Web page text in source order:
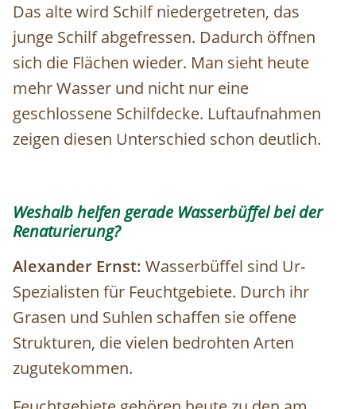
Das alte wird Schilf niedergetreten, das
junge Schilf abgefressen. Dadurch öffnen
sich die Flächen wieder. Man sieht heute
mehr Wasser und nicht nur eine
geschlossene Schilfdecke. Luftaufnahmen
zeigen diesen Unterschied schon deutlich.
Weshalb helfen gerade Wasserbüffel bei der
Renaturierung?
Alexander Ernst: Wasserbüffel sind Ur-
Spezialisten für Feuchtgebiete. Durch ihr
Grasen und Suhlen schaffen sie offene
Strukturen, die vielen bedrohten Arten
zugutekommen.